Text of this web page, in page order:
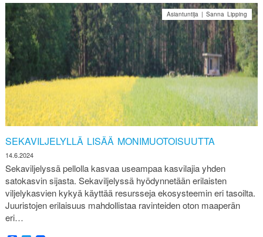
SEKAVILJELYLLÄ LISÄÄ MONIMUOTOISUUTTA
14.6.2024
Asiantuntija | Sanna Lipping
Sekaviljelyssä pellolla kasvaa useampaa kasvilajia yhden
satokasvin sijasta. Sekaviljelyssä hyödynnetään erilaisten
viljelykasvien kykyä käyttää resursseja ekosysteemin eri tasoilta.
Juuristojen erilaisuus mahdollistaa ravinteiden oton maaperän
eri…